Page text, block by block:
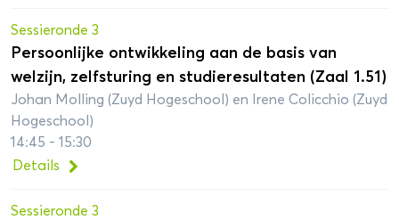
Sessieronde 3
Persoonlijke ontwikkeling aan de basis van
welzijn, zelfsturing en studieresultaten (Zaal 1.51)
Johan Molling (Zuyd Hogeschool) en Irene Colicchio (Zuyd
Hogeschool)
14:45 - 15:30
Details
Sessieronde 3